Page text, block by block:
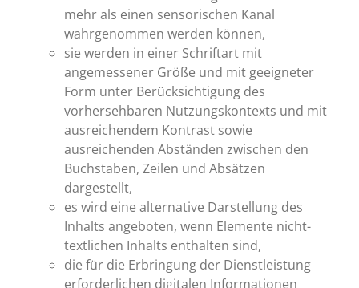
mehr als einen sensorischen Kanal
wahrgenommen werden können,
sie werden in einer Schriftart mit
angemessener Größe und mit geeigneter
Form unter Berücksichtigung des
vorhersehbaren Nutzungskontexts und mit
ausreichendem Kontrast sowie
ausreichenden Abständen zwischen den
Buchstaben, Zeilen und Absätzen
dargestellt,
es wird eine alternative Darstellung des
Inhalts angeboten, wenn Elemente nicht-
textlichen Inhalts enthalten sind,
die für die Erbringung der Dienstleistung
erforderlichen digitalen Informationen